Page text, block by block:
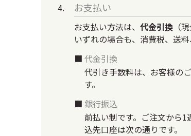
お支払い
お支払い方法は、 代金引換 （
いずれの場合も、消費税、送
代金引換
代引き手数料は、お客様の
す。
銀行振込
前払い制です。ご注文から
込先口座は次の通りです。